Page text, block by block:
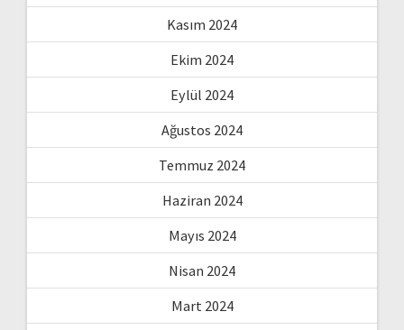
Kasım 2024
Ekim 2024
Eylül 2024
Ağustos 2024
Temmuz 2024
Haziran 2024
Mayıs 2024
Nisan 2024
Mart 2024